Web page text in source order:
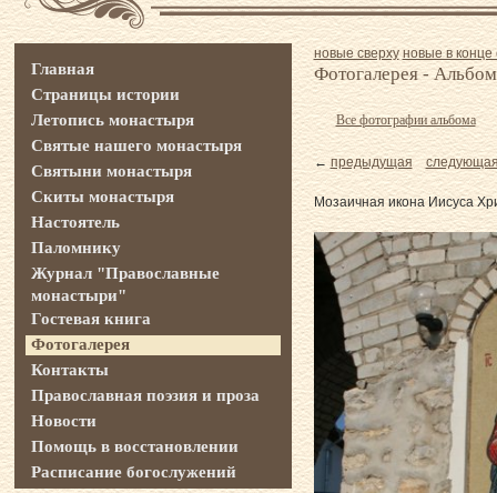
новые сверху новые в конце
Фотогалерея -
Все фотографии альбома
← предыдущая
Мозаичная икона Иисуса
Главная
Страницы истории
Летопись монастыря
Святые нашего монастыря
Святыни монастыря
Скиты монастыря
Настоятель
Паломнику
Журнал "Православные
монастыри"
Гостевая книга
Фотогалерея
Контакты
Православная поэзия и проза
Новости
Помощь в восстановлении
Расписание богослужений